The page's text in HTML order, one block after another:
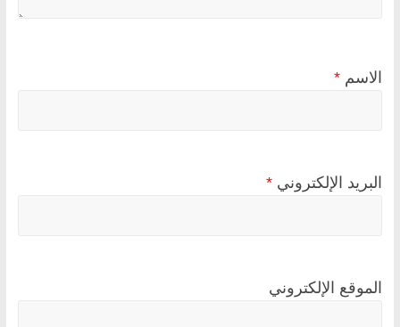
الاسم *
البريد الإلكتروني *
الموقع الإلكتروني